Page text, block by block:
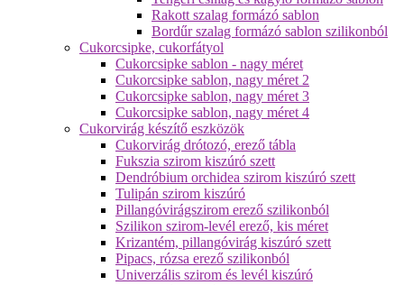
Rakott szalag formázó sablon
Bordűr szalag formázó sablon szilikonból
Cukorcsipke, cukorfátyol
Cukorcsipke sablon - nagy méret
Cukorcsipke sablon, nagy méret 2
Cukorcsipke sablon, nagy méret 3
Cukorcsipke sablon, nagy méret 4
Cukorvirág készítő eszközök
Cukorvirág drótozó, erező tábla
Fukszia szirom kiszúró szett
Dendróbium orchidea szirom kiszúró szett
Tulipán szirom kiszúró
Pillangóvirágszirom erező szilikonból
Szilikon szirom-levél erező, kis méret
Krizantém, pillangóvirág kiszúró szett
Pipacs, rózsa erező szilikonból
Univerzális szirom és levél kiszúró